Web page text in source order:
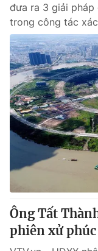
đưa ra 3 giải pháp
trong công tác
Ông Tất
phiên xử